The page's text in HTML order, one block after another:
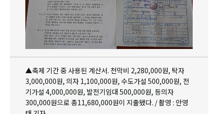
▲축제 기간 중 사용된 계산서. 천막비 2,280,000원, 탁자
3,000,000원, 의자 1,100,000원, 수도가설 500,000원, 전
기가설 4,000,000원, 발전기임대 500,000원, 등의자
300,000원으로 총11,680,000원이 지출됐다. / 촬영 : 안영